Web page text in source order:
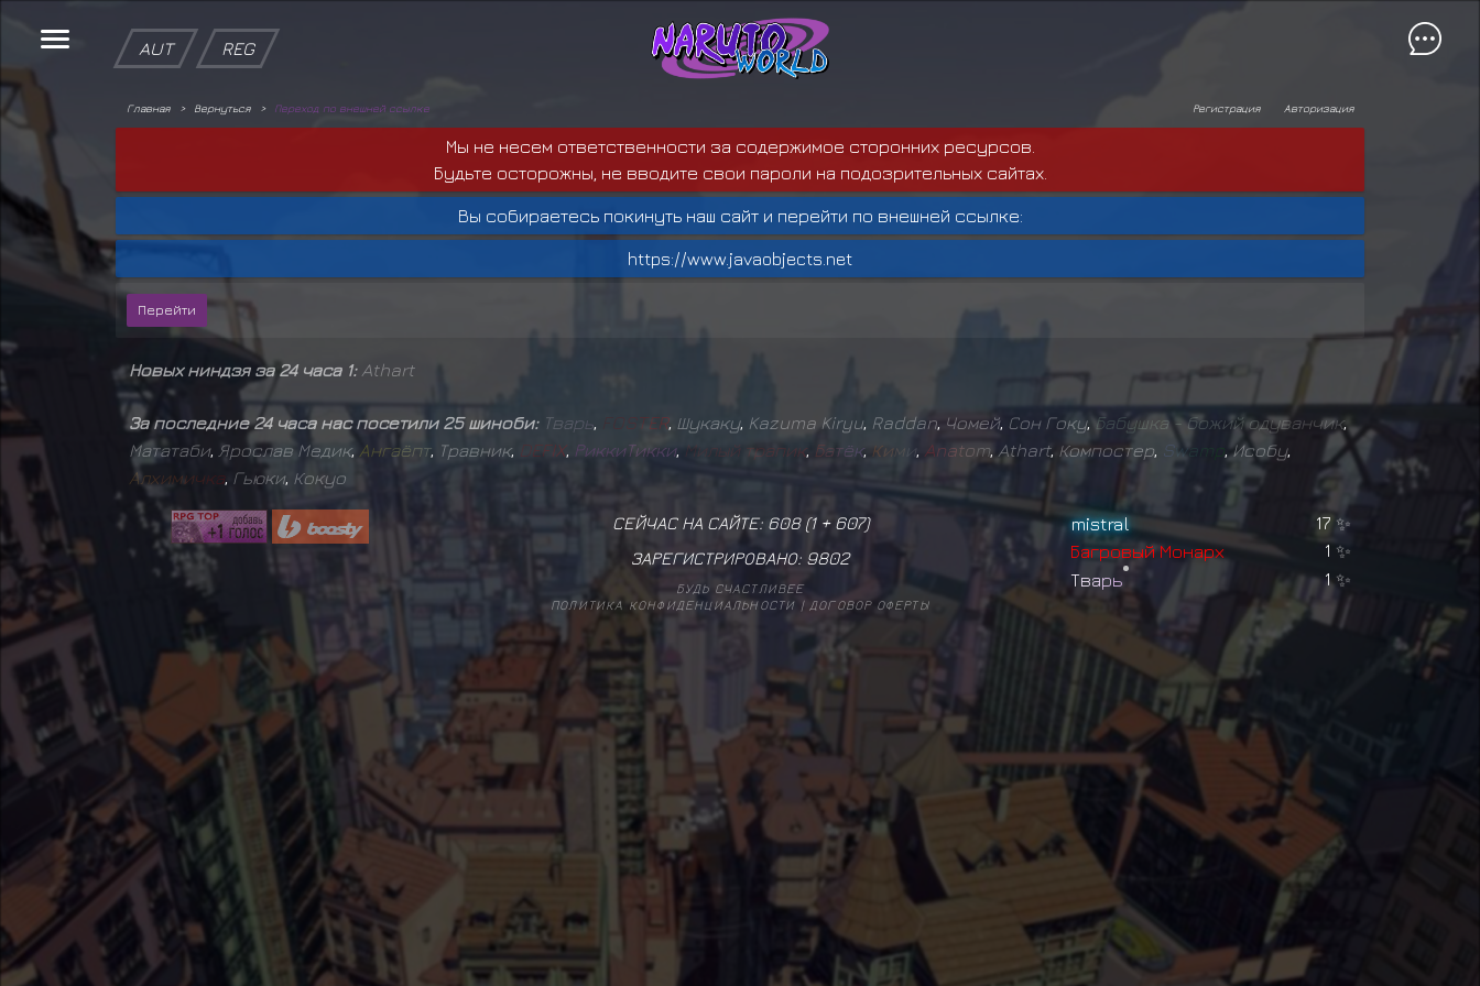
AUT REG
Главная Вернуться Переход по внешней ссылке Авторизация
Регистрация
Мы не несем ответственности за содержимое сторонних ресурсов.
Будьте осторожны, не вводите свои пароли на подозрительных сайтах.
Вы собираетесь покинуть наш сайт и перейти по внешней ссылке:
https://www.javaobjects.net
Новых ниндзя за 24 часа 1: Athart
За последние 24 часа нас посетили 25 шиноби: Тварь S TER, Шукаку, Kazuma Kiryu Raddan Чомей, Сон Гоку,Бабушка - божий одуванчик,
Мататаби, Ярослав Медик, Ангаёпт, Травник, D EFIX, РиккиТикки, Ми лы й тра пик, Батёк, Ким и Anatom, Athart, Компостер Swa ,Исобу,
Алхимичка, Гьюки, Кокуо
СЕЙЧАС НА САЙТЕ: 608 (1+ 607)
ЗАРЕГИСТРИРОВАНО: 9802
БУДЬ СЧАСТЛИВЕЕ
ПОЛИТИКА КОНФИДЕНЦИАЛЬНОСТИ |ДОГОВОР ОФЕРТЫ
mistral 17 ✨
Багровый Монарх 1 ✨
Тварь 1✨